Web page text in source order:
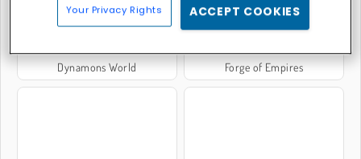
Dynamons World Forge of Empires
Your Privacy Rights ACCEPT COOKIES